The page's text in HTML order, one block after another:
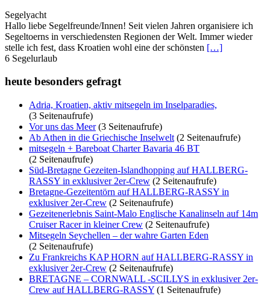
Segelyacht
Hallo liebe Segelfreunde/Innen! Seit vielen Jahren organisiere ich
Segeltoerns in verschiedensten Regionen der Welt. Immer wieder
stelle ich fest, dass Kroatien wohl eine der schönsten […]
6 Segelurlaub
heute besonders gefragt
Adria, Kroatien, aktiv mitsegeln im Inselparadies,
(3 Seitenaufrufe)
Vor uns das Meer(3 Seitenaufrufe)
Ab Athen in die Griechische Inselwelt (2 Seitenaufrufe)
mitsegeln + Bareboat Charter Bavaria 46 BT
(2 Seitenaufrufe)
Süd-Bretagne Gezeiten-Islandhopping auf HALLBERG-
RASSY in exklusiver 2er-Crew (2 Seitenaufrufe)
Bretagne-Gezeitentörn auf HALLBERG-RASSY in
exklusiver 2er-Crew (2 Seitenaufrufe)
Gezeitenerlebnis Saint-Malo Englische Kanalinseln auf 14m
Cruiser Racer in kleiner Crew (2 Seitenaufrufe)
Mitsegeln Seychellen – der wahre Garten Eden
(2 Seitenaufrufe)
Zu Frankreichs KAP HORN auf HALLBERG-RASSY in
exklusiver 2er-Crew (2 Seitenaufrufe)
BRETAGNE – CORNWALL -SCILLYS in exklusiver 2er-
Crew auf HALLBERG-RASSY (1 Seitenaufrufe)